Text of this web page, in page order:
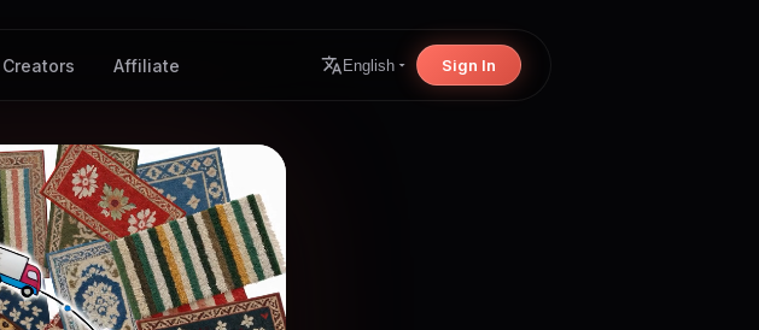
Creators Affiliate English Sign In